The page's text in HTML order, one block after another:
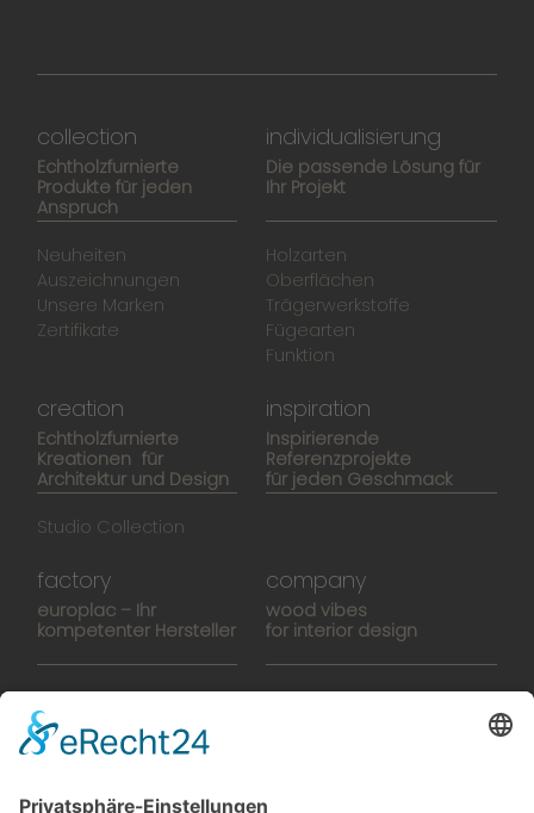
collection
Echtholzfurnierte
Produkte für jeden
Anspruch
Neuheiten
Auszeichnungen
Unsere Marken
Zertifikate
individualisierung
Die passende Lösung für
Ihr Projekt
Holzarten
Oberflächen
Trägerwerkstoffe
Fügearten
Funktion
creation
Echtholzfurnierte
Kreationen für
Architektur und Design
Studio Collection
inspiration
Inspirierende
Referenzprojekte
für jeden Geschmack
factory
europlac – Ihr
kompetenter Hersteller
Hightech-Fertigung
Manufaktur
company
wood vibes
for interior design
europlacHOUSE
Karriere